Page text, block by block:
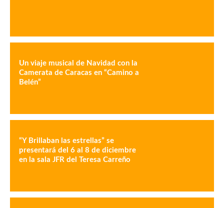
Un viaje musical de Navidad con la
Camerata de Caracas en “Camino a
Belén”
“Y Brillaban las estrellas” se
presentará del 6 al 8 de diciembre
en la sala JFR del Teresa Carreño